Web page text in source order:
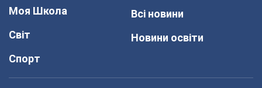
Моя Школа
Світ
Спорт
Всі новини
Новини освіти